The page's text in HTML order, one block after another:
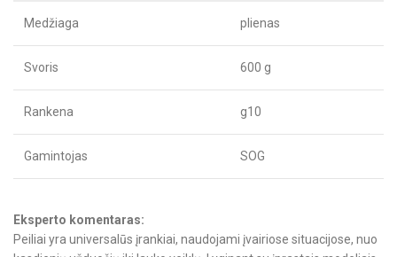
Medžiaga plienas
Svoris 600 g
Rankena g10
Gamintojas SOG
Eksperto komentaras:
Peiliai yra universalūs įrankiai, naudojami įvairiose situacijose, nuo